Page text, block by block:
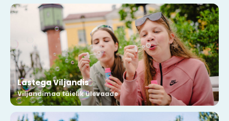
Lastega Viljandis
Viljandimaa täielik ülevaade